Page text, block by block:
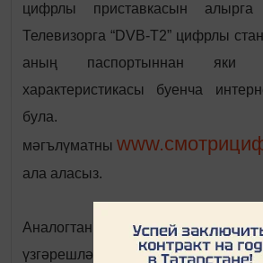
цифрлы приставкасын алырга
Телевизорга “DVB-Т2” цифрлы
аның паспортыннан яки
характеристикасы буенча
була.
мәгълүматны
ала аласыз.
Аналогтан цифрлы
үзгәрешләр “Таттелеком”,